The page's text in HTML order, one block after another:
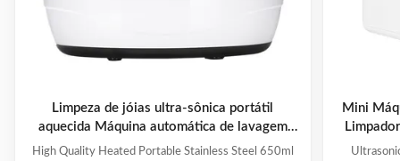
Limpeza de jóias ultra-sônica portátil
aquecida Máquina automática de lavagem
ultra-sônica
High Quality Heated Portable Stainless Steel 650ml
Mini